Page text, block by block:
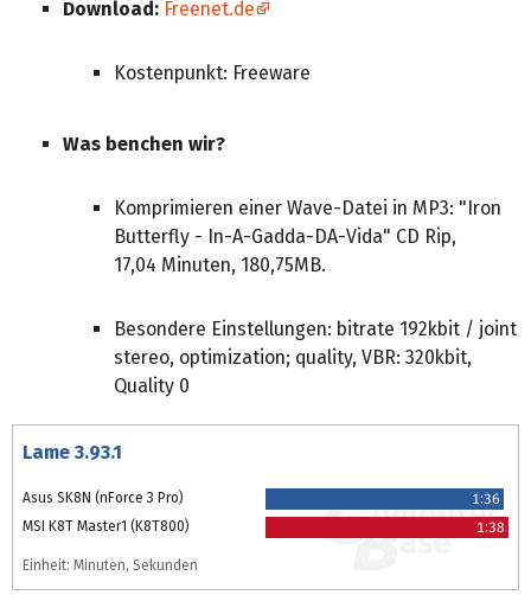
Download: Freenet.de
Kostenpunkt: Freeware
Was benchen wir?
Komprimieren einer Wave-Datei in MP3: "Iron
Butterfly - In-A-Gadda-DA-Vida" CD Rip,
17,04 Minuten, 180,75MB.
Besondere Einstellungen: bitrate 192kbit / joint
stereo, optimization; quality, VBR: 320kbit,
Quality 0
Lame 3.93.1
Asus SK8N (nForce 3 Pro)
1:36
MSI K8T Master1 (K8T800)
1:38
Einheit: Minuten, Sekunden